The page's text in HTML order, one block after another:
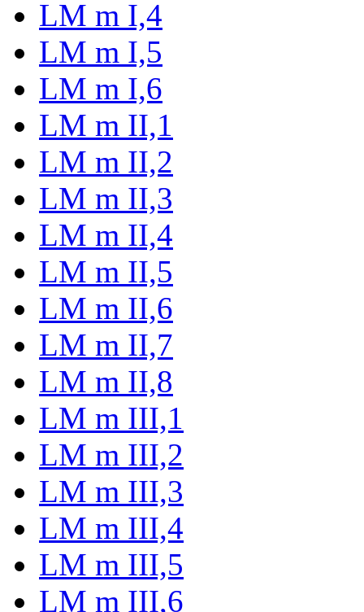
LM m I,4
LM m I,5
LM m I,6
LM m II,1
LM m II,2
LM m II,3
LM m II,4
LM m II,5
LM m II,6
LM m II,7
LM m II,8
LM m III,1
LM m III,2
LM m III,3
LM m III,4
LM m III,5
LM m III,6